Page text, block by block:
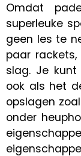
Omdat
superleuke
geen les te
paar
slag. Je kunt
ook als het
opslagen
onder